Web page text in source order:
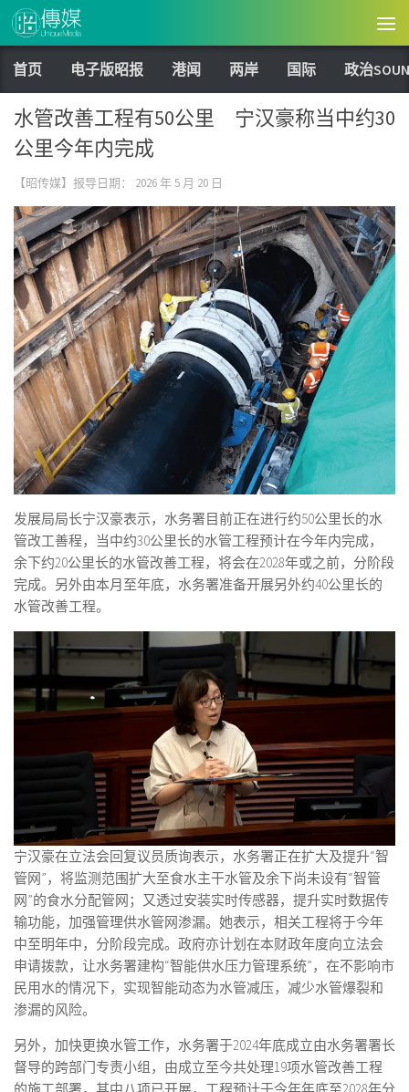
Skip to content
首页 电子版昭报 港闻 两岸 国际 政治
水管改善工程有50公里 宁汉豪称当中约30
公里今年内完成
【昭传媒】报导日期： 2026 年 5 月 20 日
发展局局长宁汉豪表示，水务署目前正在进行约50公里长的水
管改工善程，当中约30公里长的水管工程预计在今年内完成，
余下约20公里长的水管改善工程，将会在2028年或之前，分阶段
完成。另外由本月至年底，水务署准备开展另外约40公里长的
水管改善工程。
宁汉豪在立法会回复议员质询表示，水务署正在扩大及提升“智
管网”，将监测范围扩大至食水主干水管及余下尚未设有“智管
网”的食水分配管网；又透过安装实时传感器，提升实时数据传
输功能，加强管理供水管网渗漏。她表示，相关工程将于今年
中至明年中，分阶段完成。政府亦计划在本财政年度向立法会
申请拨款，让水务署建构“智能供水压力管理系统”，在不影响市
民用水的情况下，实现智能动态为水管减压，减少水管爆裂和
渗漏的风险。
另外，加快更换水管工作，水务署于2024年底成立由水务署署长
督导的跨部门专责小组，由成立至今共处理19项水管改善工程